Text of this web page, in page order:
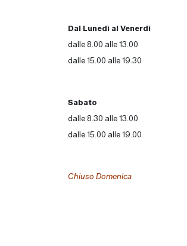
Dal Lunedì al Venerdì
dalle 8.00 alle 13.00
dalle 15.00 alle 19.30
Sabato
dalle 8.30 alle 13.00
dalle 15.00 alle 19.00
Chiuso Domenica